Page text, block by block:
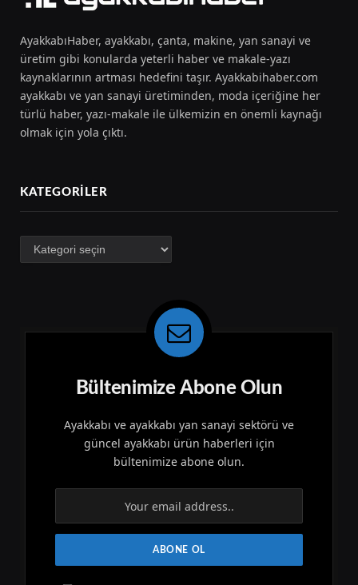
AyakkabıHaber, ayakkabı, çanta, makine, yan sanayi ve
üretim gibi konularda yeterli haber ve makale-yazı
kaynaklarının artması hedefini taşır. Ayakkabihaber.com
ayakkabı ve yan sanayi üretiminden, moda içeriğine her
türlü haber, yazı-makale ile ülkemizin en önemli kaynağı
olmak için yola çıktı.
KATEGORILER
Kategoriler
Bültenimize Abone Olun
Ayakkabı ve ayakkabı yan sanayi sektörü ve
güncel ayakkabı ürün haberleri için
bültenimize abone olun.